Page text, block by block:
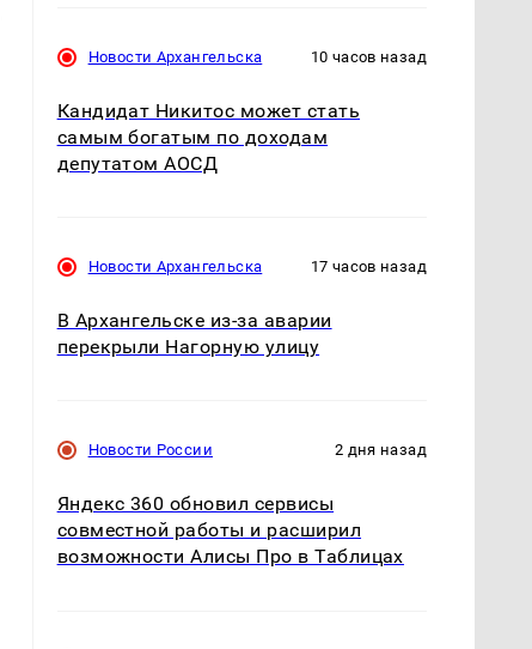
Новости Архангельска 10 часов назад
Кандидат Никитос может стать
самым богатым по доходам
депутатом АОСД
Новости Архангельска 17 часов назад
В Архангельске из-за аварии
перекрыли Нагорную улицу
Новости России 2 дня назад
Яндекс 360 обновил сервисы
совместной работы и расширил
возможности Алисы Про в Таблицах